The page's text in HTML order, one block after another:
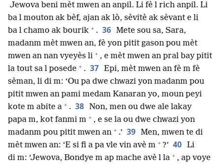
Jewova beni mèt mwen an anpil. Li fè l rich anpil. Li
ba l mouton ak bèf, ajan ak lò, sèvitè ak sèvant e li
ba l chamo ak bourik + . 36 Mete sou sa, Sara,
madanm mèt mwen an, fè yon pitit gason pou mèt
mwen an nan vyeyès li + , e mèt mwen an pral bay pitit
la tout sa l posede + . 37 Epi, mèt mwen an fè m fè
sèman, li di m: ‘Ou pa dwe chwazi yon madanm pou
pitit mwen an pami medam Kanaran yo, moun peyi
kote m abite a + . 38 Non, men ou dwe ale lakay
papa m, kot fanmi m + , e se la ou dwe chwazi yon
madanm pou pitit mwen an + .’ 39 Men, mwen te di
mèt mwen an: ‘E si fi a pa vle vin avè m + ?’ 40 Li
di m: ‘Jewova, Bondye m ap mache avè l la + , ap voye